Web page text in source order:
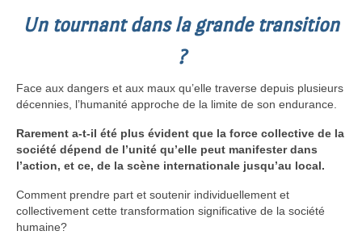
Un tournant dans la grande transition
?
Face aux dangers et aux maux qu’elle traverse depuis plusieurs
décennies, l’humanité approche de la limite de son endurance.
Rarement a-t-il été plus évident que la force collective de la
société dépend de l’unité qu’elle peut manifester dans
l’action, et ce, de la scène internationale jusqu’au local.
Comment prendre part et soutenir individuellement et
collectivement cette transformation significative de la société
humaine?